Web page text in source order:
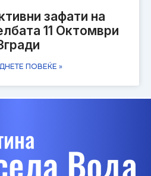
зафати на
11 Октомври
ПОВЕЌЕ »